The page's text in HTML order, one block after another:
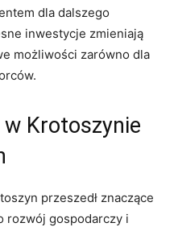
dla dalszego
inwestycje zmieniają
możliwości zarówno dla
Krotoszynie
przeszedł znaczące
rozwój gospodarczy i